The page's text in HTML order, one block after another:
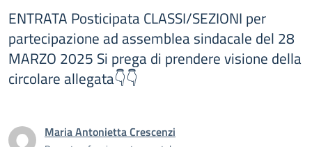
ENTRATA Posticipata CLASSI/SEZIONI per
partecipazione ad assemblea sindacale del 28
MARZO 2025 Si prega di prendere visione della
circolare allegata👇👇
Maria Antonietta Crescenzi